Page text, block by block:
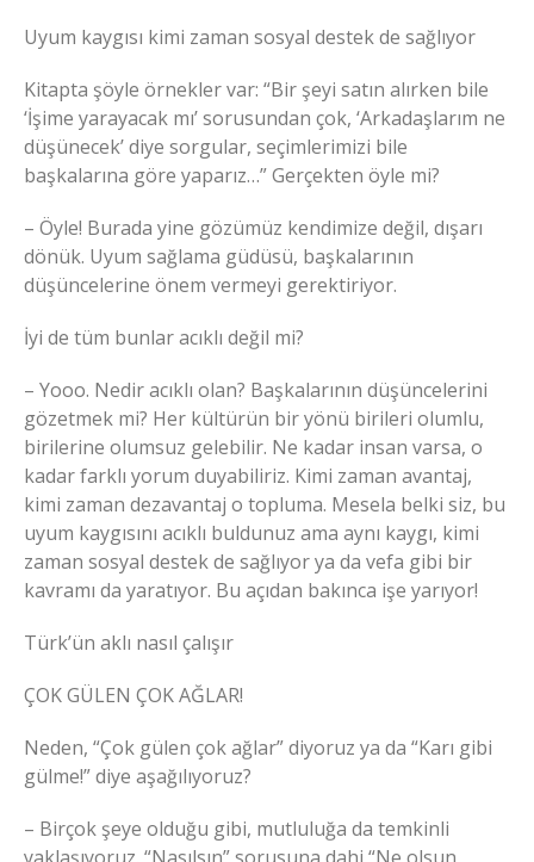
Uyum kaygısı kimi zaman sosyal destek de sağlıyor
Kitapta şöyle örnekler var: “Bir şeyi satın alırken bile
‘İşime yarayacak mı’ sorusundan çok, ‘Arkadaşlarım ne
düşünecek’ diye sorgular, seçimlerimizi bile
başkalarına göre yaparız…” Gerçekten öyle mi?
– Öyle! Burada yine gözümüz kendimize değil, dışarı
dönük. Uyum sağlama güdüsü, başkalarının
düşüncelerine önem vermeyi gerektiriyor.
İyi de tüm bunlar acıklı değil mi?
– Yooo. Nedir acıklı olan? Başkalarının düşüncelerini
gözetmek mi? Her kültürün bir yönü birileri olumlu,
birilerine olumsuz gelebilir. Ne kadar insan varsa, o
kadar farklı yorum duyabiliriz. Kimi zaman avantaj,
kimi zaman dezavantaj o topluma. Mesela belki siz, bu
uyum kaygısını acıklı buldunuz ama aynı kaygı, kimi
zaman sosyal destek de sağlıyor ya da vefa gibi bir
kavramı da yaratıyor. Bu açıdan bakınca işe yarıyor!
Türk’ün aklı nasıl çalışır
ÇOK GÜLEN ÇOK AĞLAR!
Neden, “Çok gülen çok ağlar” diyoruz ya da “Karı gibi
gülme!” diye aşağılıyoruz?
– Birçok şeye olduğu gibi, mutluluğa da temkinli